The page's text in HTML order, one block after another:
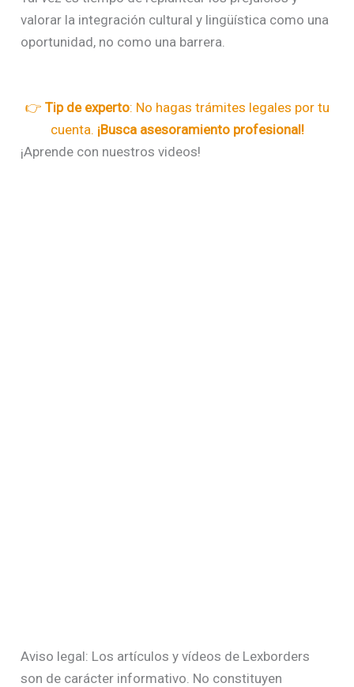
valorar la integración cultural y lingüística como una
oportunidad, no como una barrera.
👉 Tip de experto: No hagas trámites legales por tu
cuenta. ¡Busca asesoramiento profesional!
¡Aprende con nuestros videos!
Aviso legal: Los artículos y vídeos de Lexborders
son de carácter informativo. No constituyen